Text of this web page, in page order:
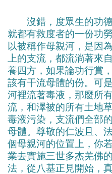
沒錯，度眾生的功德
就都有救度者的一份功
以被稱作母親河，是因
上的支流，都流淌著來
養四方，如果論功行賞
該有干流母體的份。可
河裡流著毒液，那麼所
流，和澤被的所有土地
毒液污染，支流們全部
母體。尊敬的仁波且、
個母親河的位置上，你
業去實施三世多杰羌佛
法，從八基正見開始，